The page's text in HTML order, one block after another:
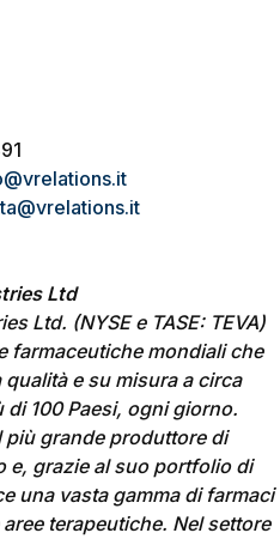
Ltd
Ltd. (NYSE e TASE: TEVA)
farmaceutiche mondiali che
e su misura a circa
100 Paesi, ogni giorno.
più grande produttore di
e, grazie al suo portfolio di
una vasta gamma di farmaci
terapeutiche. Nel settore